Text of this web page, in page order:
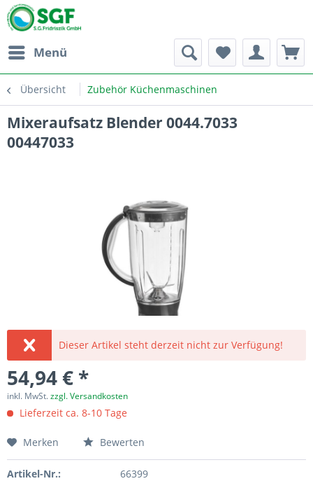
Menü
Übersicht Zubehör Küchenmaschinen
Mixeraufsatz Blender 0044.7033
00447033
Dieser Artikel steht derzeit nicht zur Verfügung!
54,94 € *
inkl. MwSt.zzgl. Versandkosten
Lieferzeit ca. 8-10 Tage
Merken Bewerten
Artikel-Nr.: 66399